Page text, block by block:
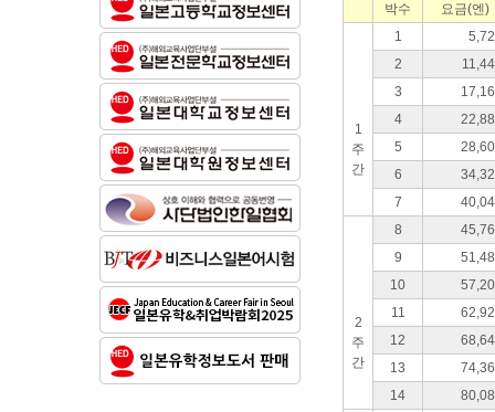
박수 요금(엔)
1
주
간
1
2
3
4
5
6
7
2
주
간
8
9
10
11
12
13
14